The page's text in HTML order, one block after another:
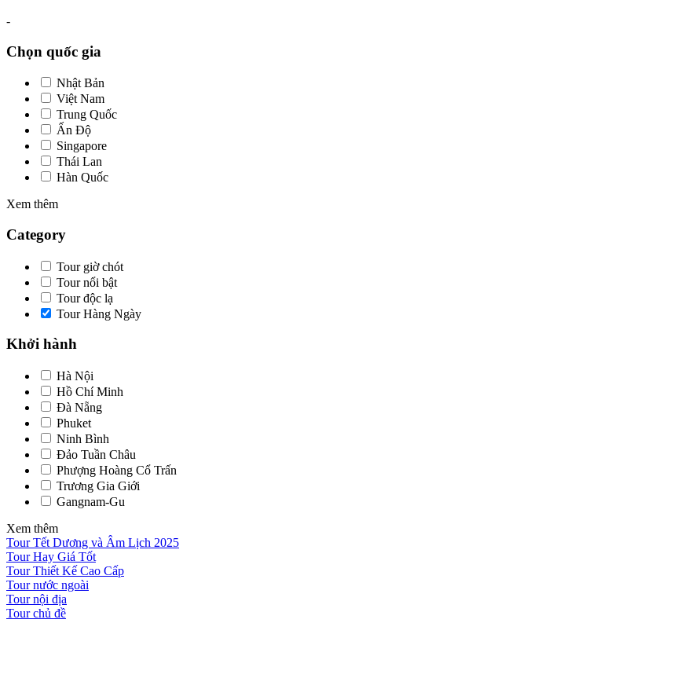
-
Chọn quốc gia
Nhật Bản
Việt Nam
Trung Quốc
Ấn Độ
Singapore
Thái Lan
Hàn Quốc
Xem thêm
Category
Tour giờ chót
Tour nổi bật
Tour độc lạ
Tour Hàng Ngày
Khởi hành
Hà Nội
Hồ Chí Minh
Đà Nẵng
Phuket
Ninh Bình
Đảo Tuần Châu
Phượng Hoàng Cổ Trấn
Trương Gia Giới
Gangnam-Gu
Xem thêm
Tour Tết Dương và Âm Lịch 2025
Tour Hay Giá Tốt
Tour Thiết Kế Cao Cấp
Tour nước ngoài
Tour nội địa
Tour chủ đề